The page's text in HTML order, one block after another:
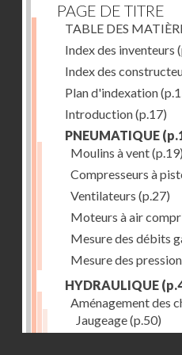
PAGE DE TITRE
TABLE DES
Index des inventeurs
Index des
Plan d'indexation
Introduction(p.17)
PNEUMATIQUE
Moulins à vent(p.19)
Compresseurs à
Ventilateurs (p.27)
Moteurs à air
Mesure des débits
Mesure des
HYDRAULIQUE
Aménagement des
Jaugeage(p.50)